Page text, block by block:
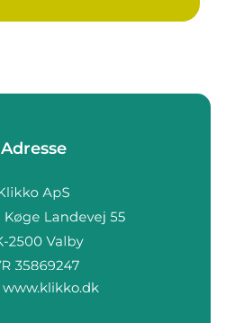
Adresse
www.klikko.dk